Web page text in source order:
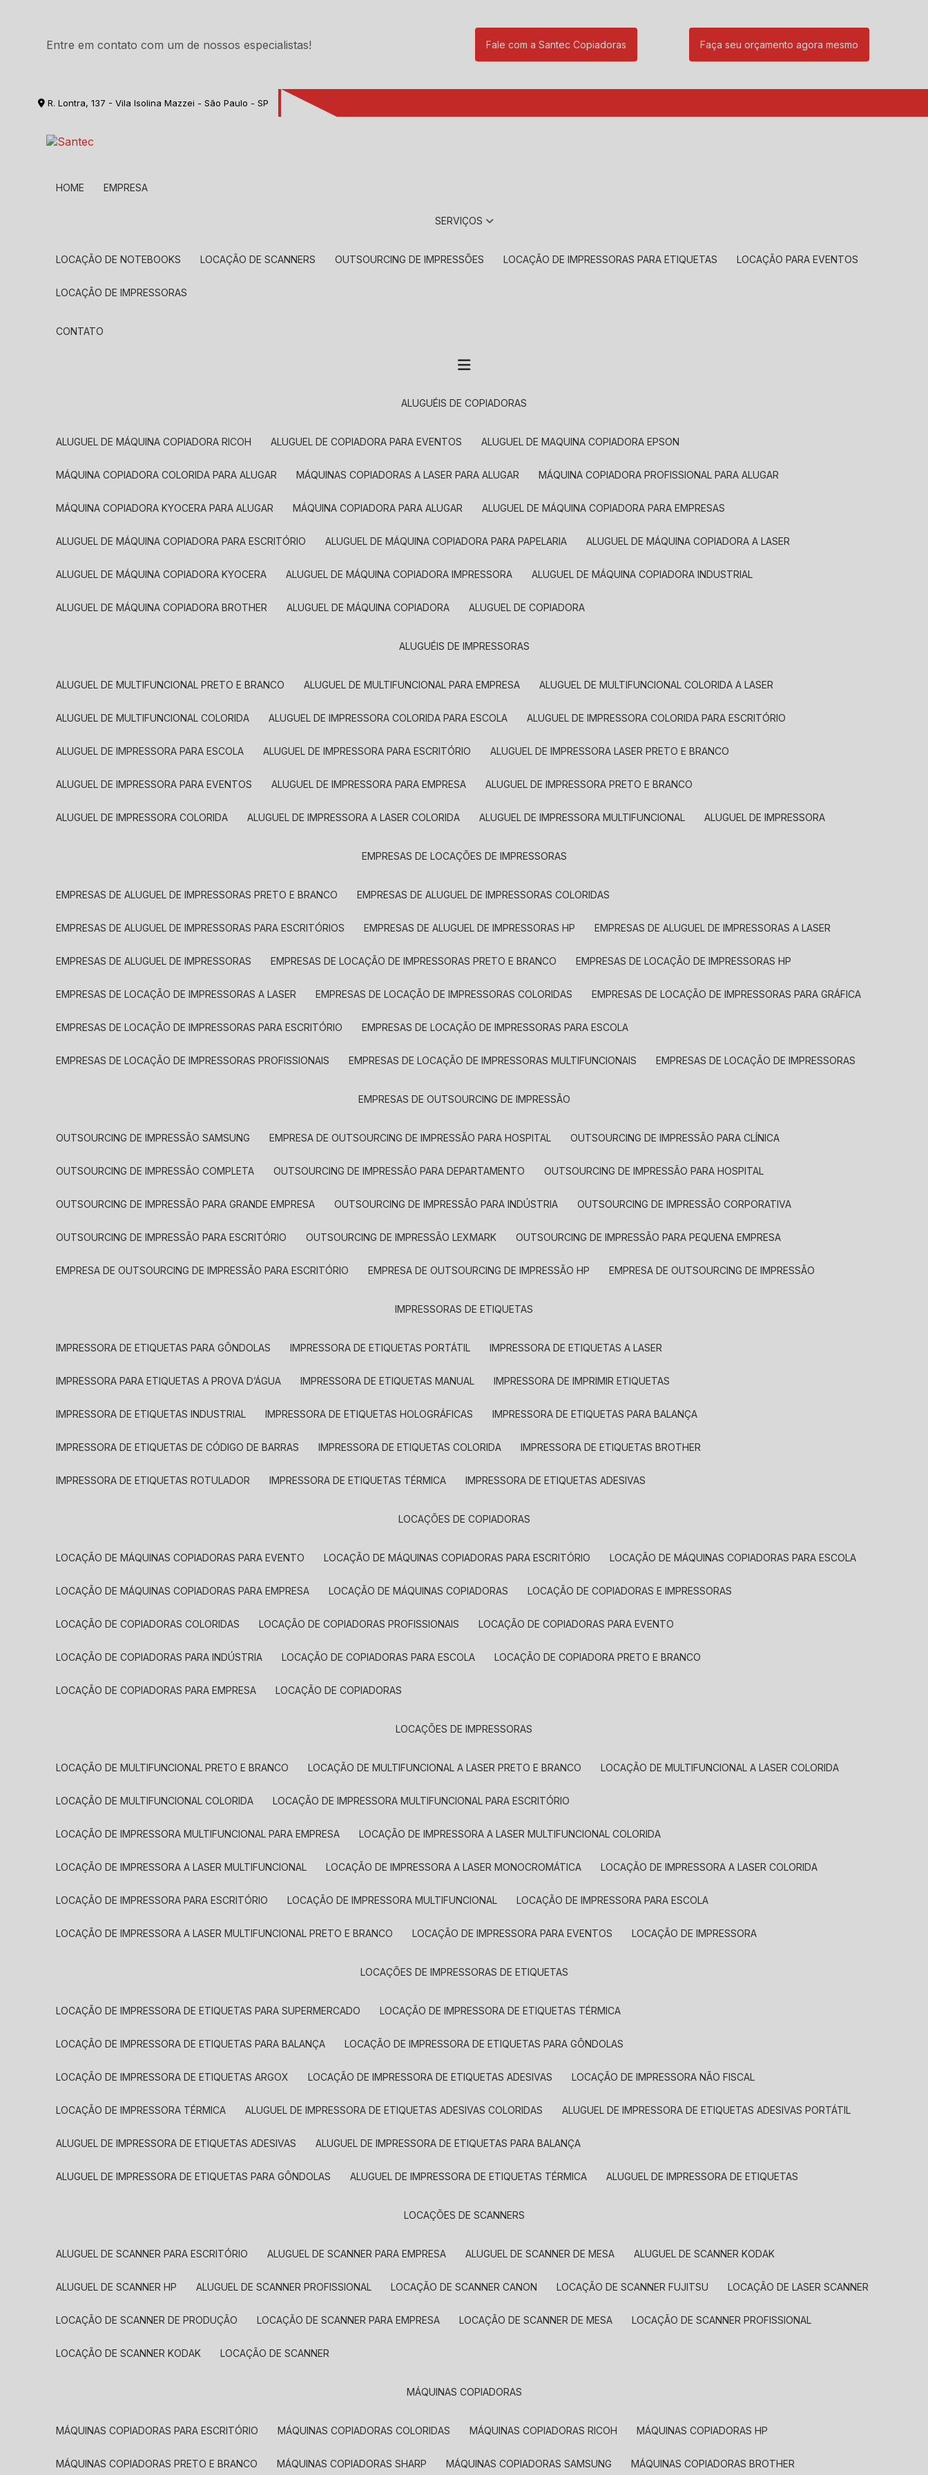
Entre em contato com um de nossos especialistas! Fale com a Santec Copiadoras Faça seu orçamento agora mesmo
R. Lontra, 137 - Vila Isolina Mazzei - São Paulo - SP
HOME EMPRESA
SERVIÇOS
LOCAÇÃO DE NOTEBOOKS LOCAÇÃO DE SCANNERS OUTSOURCING DE IMPRESSÕES LOCAÇÃO DE IMPRESSORAS PARA ETIQUETAS LOCAÇÃO PARA EVENTOS
LOCAÇÃO DE IMPRESSORAS
CONTATO
ALUGUÉIS DE COPIADORAS
ALUGUEL DE MÁQUINA COPIADORA RICOH ALUGUEL DE COPIADORA PARA EVENTOS ALUGUEL DE MAQUINA COPIADORA EPSON
MÁQUINA COPIADORA COLORIDA PARA ALUGAR MÁQUINAS COPIADORAS A LASER PARA ALUGAR MÁQUINA COPIADORA PROFISSIONAL PARA ALUGAR
MÁQUINA COPIADORA KYOCERA PARA ALUGAR MÁQUINA COPIADORA PARA ALUGAR ALUGUEL DE MÁQUINA COPIADORA PARA EMPRESAS
ALUGUEL DE MÁQUINA COPIADORA PARA ESCRITÓRIO ALUGUEL DE MÁQUINA COPIADORA PARA PAPELARIA ALUGUEL DE MÁQUINA COPIADORA A LASER
ALUGUEL DE MÁQUINA COPIADORA KYOCERA ALUGUEL DE MÁQUINA COPIADORA IMPRESSORA ALUGUEL DE MÁQUINA COPIADORA INDUSTRIAL
ALUGUEL DE MÁQUINA COPIADORA BROTHER ALUGUEL DE MÁQUINA COPIADORA ALUGUEL DE COPIADORA
ALUGUÉIS DE IMPRESSORAS
ALUGUEL DE MULTIFUNCIONAL PRETO E BRANCO ALUGUEL DE MULTIFUNCIONAL PARA EMPRESA ALUGUEL DE MULTIFUNCIONAL COLORIDA A LASER
ALUGUEL DE MULTIFUNCIONAL COLORIDA ALUGUEL DE IMPRESSORA COLORIDA PARA ESCOLA ALUGUEL DE IMPRESSORA COLORIDA PARA ESCRITÓRIO
ALUGUEL DE IMPRESSORA PARA ESCOLA ALUGUEL DE IMPRESSORA PARA ESCRITÓRIO ALUGUEL DE IMPRESSORA LASER PRETO E BRANCO
ALUGUEL DE IMPRESSORA PARA EVENTOS ALUGUEL DE IMPRESSORA PARA EMPRESA ALUGUEL DE IMPRESSORA PRETO E BRANCO
ALUGUEL DE IMPRESSORA COLORIDA ALUGUEL DE IMPRESSORA A LASER COLORIDA ALUGUEL DE IMPRESSORA MULTIFUNCIONAL ALUGUEL DE IMPRESSORA
EMPRESAS DE LOCAÇÕES DE IMPRESSORAS
EMPRESAS DE ALUGUEL DE IMPRESSORAS PRETO E BRANCO EMPRESAS DE ALUGUEL DE IMPRESSORAS COLORIDAS
EMPRESAS DE ALUGUEL DE IMPRESSORAS PARA ESCRITÓRIOS EMPRESAS DE ALUGUEL DE IMPRESSORAS HP EMPRESAS DE ALUGUEL DE IMPRESSORAS A LASER
EMPRESAS DE ALUGUEL DE IMPRESSORAS EMPRESAS DE LOCAÇÃO DE IMPRESSORAS PRETO E BRANCO EMPRESAS DE LOCAÇÃO DE IMPRESSORAS HP
EMPRESAS DE LOCAÇÃO DE IMPRESSORAS A LASER EMPRESAS DE LOCAÇÃO DE IMPRESSORAS COLORIDAS EMPRESAS DE LOCAÇÃO DE IMPRESSORAS PARA GRÁFICA
EMPRESAS DE LOCAÇÃO DE IMPRESSORAS PARA ESCRITÓRIO EMPRESAS DE LOCAÇÃO DE IMPRESSORAS PARA ESCOLA
EMPRESAS DE LOCAÇÃO DE IMPRESSORAS PROFISSIONAIS EMPRESAS DE LOCAÇÃO DE IMPRESSORAS MULTIFUNCIONAIS EMPRESAS DE LOCAÇÃO DE IMPRESSORAS
EMPRESAS DE OUTSOURCING DE IMPRESSÃO
OUTSOURCING DE IMPRESSÃO SAMSUNG EMPRESA DE OUTSOURCING DE IMPRESSÃO PARA HOSPITAL OUTSOURCING DE IMPRESSÃO PARA CLÍNICA
OUTSOURCING DE IMPRESSÃO COMPLETA OUTSOURCING DE IMPRESSÃO PARA DEPARTAMENTO OUTSOURCING DE IMPRESSÃO PARA HOSPITAL
OUTSOURCING DE IMPRESSÃO PARA GRANDE EMPRESA OUTSOURCING DE IMPRESSÃO PARA INDÚSTRIA OUTSOURCING DE IMPRESSÃO CORPORATIVA
OUTSOURCING DE IMPRESSÃO PARA ESCRITÓRIO OUTSOURCING DE IMPRESSÃO LEXMARK OUTSOURCING DE IMPRESSÃO PARA PEQUENA EMPRESA
EMPRESA DE OUTSOURCING DE IMPRESSÃO PARA ESCRITÓRIO EMPRESA DE OUTSOURCING DE IMPRESSÃO HP EMPRESA DE OUTSOURCING DE IMPRESSÃO
IMPRESSORAS DE ETIQUETAS
IMPRESSORA DE ETIQUETAS PARA GÔNDOLAS IMPRESSORA DE ETIQUETAS PORTÁTIL IMPRESSORA DE ETIQUETAS A LASER
IMPRESSORA PARA ETIQUETAS A PROVA D’ÁGUA IMPRESSORA DE ETIQUETAS MANUAL IMPRESSORA DE IMPRIMIR ETIQUETAS
IMPRESSORA DE ETIQUETAS INDUSTRIAL IMPRESSORA DE ETIQUETAS HOLOGRÁFICAS IMPRESSORA DE ETIQUETAS PARA BALANÇA
IMPRESSORA DE ETIQUETAS DE CÓDIGO DE BARRAS IMPRESSORA DE ETIQUETAS COLORIDA IMPRESSORA DE ETIQUETAS BROTHER
IMPRESSORA DE ETIQUETAS ROTULADOR IMPRESSORA DE ETIQUETAS TÉRMICA IMPRESSORA DE ETIQUETAS ADESIVAS
LOCAÇÕES DE COPIADORAS
LOCAÇÃO DE MÁQUINAS COPIADORAS PARA EVENTO LOCAÇÃO DE MÁQUINAS COPIADORAS PARA ESCRITÓRIO LOCAÇÃO DE MÁQUINAS COPIADORAS PARA ESCOLA
LOCAÇÃO DE MÁQUINAS COPIADORAS PARA EMPRESA LOCAÇÃO DE MÁQUINAS COPIADORAS LOCAÇÃO DE COPIADORAS E IMPRESSORAS
LOCAÇÃO DE COPIADORAS COLORIDAS LOCAÇÃO DE COPIADORAS PROFISSIONAIS LOCAÇÃO DE COPIADORAS PARA EVENTO
LOCAÇÃO DE COPIADORAS PARA INDÚSTRIA LOCAÇÃO DE COPIADORAS PARA ESCOLA LOCAÇÃO DE COPIADORA PRETO E BRANCO
LOCAÇÃO DE COPIADORAS PARA EMPRESA LOCAÇÃO DE COPIADORAS
LOCAÇÕES DE IMPRESSORAS
LOCAÇÃO DE MULTIFUNCIONAL PRETO E BRANCO LOCAÇÃO DE MULTIFUNCIONAL A LASER PRETO E BRANCO LOCAÇÃO DE MULTIFUNCIONAL A LASER COLORIDA
LOCAÇÃO DE MULTIFUNCIONAL COLORIDA LOCAÇÃO DE IMPRESSORA MULTIFUNCIONAL PARA ESCRITÓRIO
LOCAÇÃO DE IMPRESSORA MULTIFUNCIONAL PARA EMPRESA LOCAÇÃO DE IMPRESSORA A LASER MULTIFUNCIONAL COLORIDA
LOCAÇÃO DE IMPRESSORA A LASER MULTIFUNCIONAL LOCAÇÃO DE IMPRESSORA A LASER MONOCROMÁTICA LOCAÇÃO DE IMPRESSORA A LASER COLORIDA
LOCAÇÃO DE IMPRESSORA PARA ESCRITÓRIO LOCAÇÃO DE IMPRESSORA MULTIFUNCIONAL LOCAÇÃO DE IMPRESSORA PARA ESCOLA
LOCAÇÃO DE IMPRESSORA A LASER MULTIFUNCIONAL PRETO E BRANCO LOCAÇÃO DE IMPRESSORA PARA EVENTOS LOCAÇÃO DE IMPRESSORA
LOCAÇÕES DE IMPRESSORAS DE ETIQUETAS
LOCAÇÃO DE IMPRESSORA DE ETIQUETAS PARA SUPERMERCADO LOCAÇÃO DE IMPRESSORA DE ETIQUETAS TÉRMICA
LOCAÇÃO DE IMPRESSORA DE ETIQUETAS PARA BALANÇA LOCAÇÃO DE IMPRESSORA DE ETIQUETAS PARA GÔNDOLAS
LOCAÇÃO DE IMPRESSORA DE ETIQUETAS ARGOX LOCAÇÃO DE IMPRESSORA DE ETIQUETAS ADESIVAS LOCAÇÃO DE IMPRESSORA NÃO FISCAL
LOCAÇÃO DE IMPRESSORA TÉRMICA ALUGUEL DE IMPRESSORA DE ETIQUETAS ADESIVAS COLORIDAS ALUGUEL DE IMPRESSORA DE ETIQUETAS ADESIVAS PORTÁTIL
ALUGUEL DE IMPRESSORA DE ETIQUETAS ADESIVAS ALUGUEL DE IMPRESSORA DE ETIQUETAS PARA BALANÇA
ALUGUEL DE IMPRESSORA DE ETIQUETAS PARA GÔNDOLAS ALUGUEL DE IMPRESSORA DE ETIQUETAS TÉRMICA ALUGUEL DE IMPRESSORA DE ETIQUETAS
LOCAÇÕES DE SCANNERS
ALUGUEL DE SCANNER PARA ESCRITÓRIO ALUGUEL DE SCANNER PARA EMPRESA ALUGUEL DE SCANNER DE MESA ALUGUEL DE SCANNER KODAK
ALUGUEL DE SCANNER HP ALUGUEL DE SCANNER PROFISSIONAL LOCAÇÃO DE SCANNER CANON LOCAÇÃO DE SCANNER FUJITSU LOCAÇÃO DE LASER SCANNER
LOCAÇÃO DE SCANNER DE PRODUÇÃO LOCAÇÃO DE SCANNER PARA EMPRESA LOCAÇÃO DE SCANNER DE MESA LOCAÇÃO DE SCANNER PROFISSIONAL
LOCAÇÃO DE SCANNER KODAK LOCAÇÃO DE SCANNER
MÁQUINAS COPIADORAS
MÁQUINAS COPIADORAS PARA ESCRITÓRIO MÁQUINAS COPIADORAS COLORIDAS MÁQUINAS COPIADORAS RICOH MÁQUINAS COPIADORAS HP
MÁQUINAS COPIADORAS PRETO E BRANCO MÁQUINAS COPIADORAS SHARP MÁQUINAS COPIADORAS SAMSUNG MÁQUINAS COPIADORAS BROTHER